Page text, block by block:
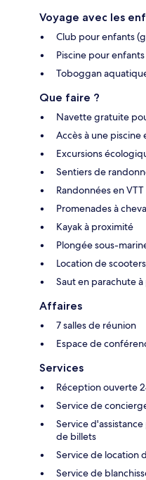
Voyage avec les
Club pour enfants
Piscine pour enfants
Toboggan
Que faire ?
Navette gratuite
Accès à une
Excursions
Sentiers de
Randonnées en
Promenades à
Kayak à proximité
Plongée sous-
Location de
Saut en parachute
Affaires
7 salles de réunion
Espace de
Services
Réception ouverte
Service de
Service
de billets
Service de location
Service de